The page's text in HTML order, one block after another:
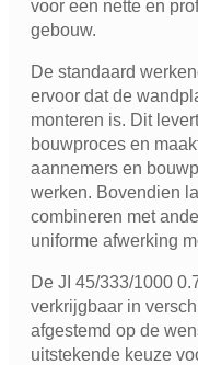
voor een nette en
gebouw.
De standaard
ervoor dat de
monteren is. Dit
bouwproces en
aannemers en
werken. Bovendien
combineren met
uniforme afwerking
De JI 45/333/1000
verkrijgbaar in
afgestemd op de
uitstekende keuze